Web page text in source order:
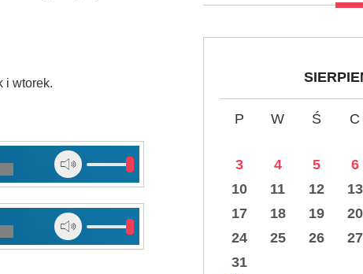
i wtorek.
P W Ś C
3
4 5 6
10
11 12 13
17
18 19 20
24
25 26 27
31